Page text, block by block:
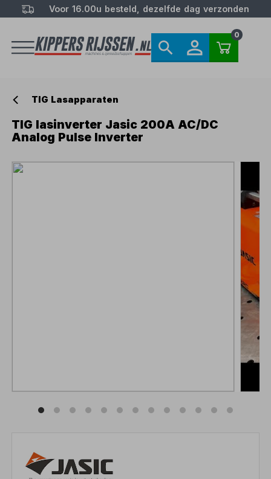
Voor 16.00u besteld, dezelfde dag verzonden
0
TIG Lasapparaten
TIG lasinverter Jasic 200A AC/DC
Analog Pulse Inverter